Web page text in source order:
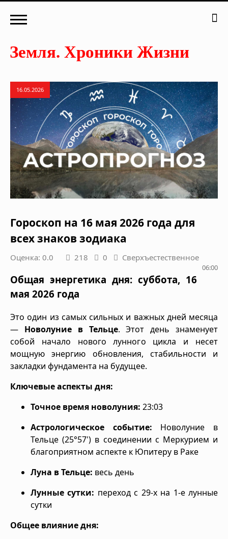
16.05.2026
Гороскоп на 16 мая 2026 года для
всех знаков зодиака
Оценка: 0.0 218 0 Сверхъестественное
06:00
Общая энергетика дня: суббота, 16
мая 2026 года
Это один из самых сильных и важных дней месяца
— Новолуние в Тельце. Этот день знаменует
собой начало нового лунного цикла и несет
мощную энергию обновления, стабильности и
закладки фундамента на будущее.
Ключевые аспекты дня:
Точное время новолуния: 23:03
Астрологическое событие: Новолуние в
Тельце (25°57') в соединении с Меркурием и
благоприятном аспекте к Юпитеру в Раке
Луна в Тельце: весь день
Лунные сутки: переход с 29-х на 1-е лунные
сутки
Общее влияние дня: